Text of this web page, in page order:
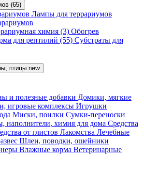
(65)
Лампы для террариумов
химия (3) Обогрев
для рептилий (55) Субстраты для
птицы new
и полезные добавки Домики, мягкие
игровые комплексы Игрушки
Миски, поилки Сумки-переноски
наполнители, химия для дома Средства
от глистов Лакомства Лечебные
Шлеи, поводки, ошейники
Влажные корма Ветеринарные